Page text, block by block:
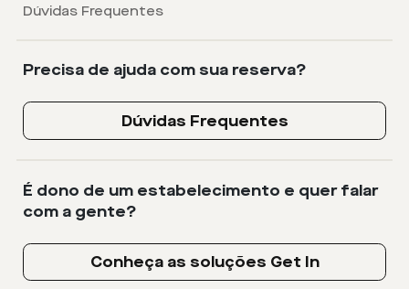
Dúvidas Frequentes
Precisa de ajuda com sua reserva?
Dúvidas Frequentes
É dono de um estabelecimento e quer falar
com a gente?
Conheça as soluções Get In